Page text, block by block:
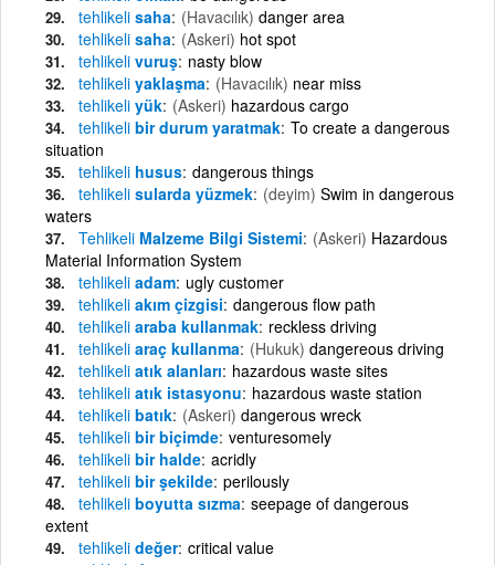
tehlikeli saha (Havacılık) danger area
tehlikeli saha (Askeri) hot spot
tehlikeli vuruş nasty blow
tehlikeli yaklaşma (Havacılık) near miss
tehlikeli yük (Askeri) hazardous cargo
tehlikeli bir durum yaratmak To create a dangerous
situation
tehlikeli husus dangerous things
tehlikeli sularda yüzmek (deyim) Swim in dangerous
waters
Tehlikeli Malzeme Bilgi Sistemi (Askeri) Hazardous
Material Information System
tehlikeli adam ugly customer
tehlikeli akım çizgisi dangerous flow path
tehlikeli araba kullanmak reckless driving
tehlikeli araç kullanma (Hukuk) dangereous driving
tehlikeli atık alanları hazardous waste sites
tehlikeli atık istasyonu hazardous waste station
tehlikeli batık (Askeri) dangerous wreck
tehlikeli bir biçimde venturesomely
tehlikeli bir halde acridly
tehlikeli bir şekilde perilously
tehlikeli boyutta sızma seepage of dangerous
extent
tehlikeli değer critical value